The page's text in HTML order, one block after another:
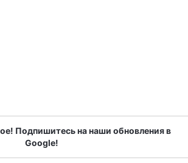
Подпишитесь на наши обновления в
Google!